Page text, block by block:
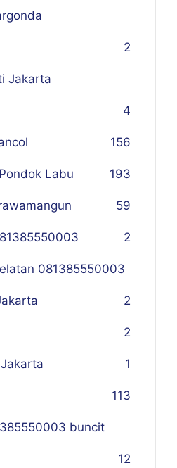
2
Jakarta
4
156
Labu 193
59
2
081385550003
2
2
1
113
buncit
12